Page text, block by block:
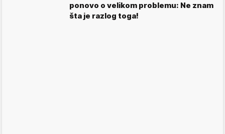
ponovo o velikom problemu: Ne znam
šta je razlog toga!